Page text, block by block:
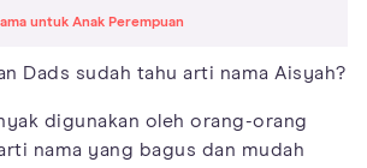
untuk Anak Perempuan
Dads sudah tahu arti nama Aisyah?
digunakan oleh orang-orang
nama yang bagus dan mudah